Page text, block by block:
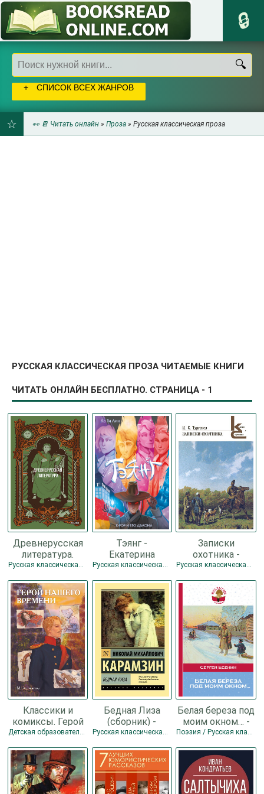
СПИСОК ВСЕХ ЖАНРОВ
👀 📔 Читать онлайн » Проза » Русская классическая проза
РУССКАЯ КЛАССИЧЕСКАЯ ПРОЗА ЧИТАЕМЫЕ КНИГИ
ЧИТАТЬ ОНЛАЙН БЕСПЛАТНО. СТРАНИЦА - 1
Древнерусская
литература.
Вечные истории
авторов
Русская классическая проза
Тэянг -
Екатерина
Соболь
Русская классическая проза
Записки
охотника -
Тургенев ИванРусская классическая проза
Классики и
комиксы. Герой
нашего времени
Михаил Юрьевич
Детская образовательная литература / Русская классическая проза
Бедная Лиза
(сборник) -
Карамзин
Михайлович
Русская классическая проза
Белая береза под
моим окном… -
Есенин СергейПоэзия / Русская классическая проза